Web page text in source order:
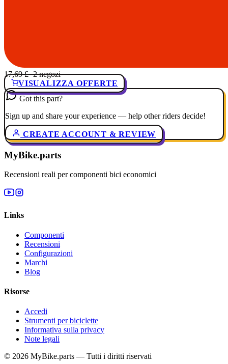
17,69 £· 2 negozi
VISUALIZZA OFFERTE
Got this part?
Sign up and share your experience — help other riders decide!
CREATE ACCOUNT & REVIEW
MyBike.parts
Recensioni reali per componenti bici economici
Links
Componenti
Recensioni
Configurazioni
Marchi
Blog
Risorse
Accedi
Strumenti per biciclette
Informativa sulla privacy
Note legali
© 2026 MyBike.parts — Tutti i diritti riservati